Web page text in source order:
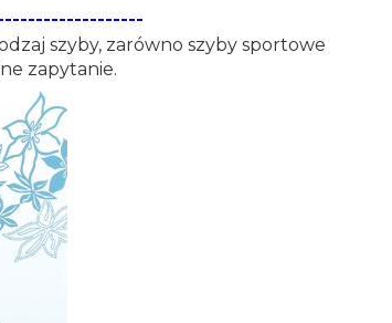
szyby, zarówno szyby sportowe
zapytanie.